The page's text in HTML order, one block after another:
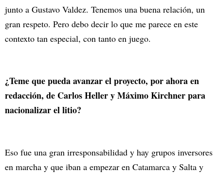
junto a Gustavo Valdez. Tenemos una buena relación, un
gran respeto. Pero debo decir lo que me parece en este
contexto tan especial, con tanto en juego.
¿Teme que pueda avanzar el proyecto, por ahora en
redacción, de Carlos Heller y Máximo Kirchner para
nacionalizar el litio?
Eso fue una gran irresponsabilidad y hay grupos inversores
en marcha y que iban a empezar en Catamarca y Salta y